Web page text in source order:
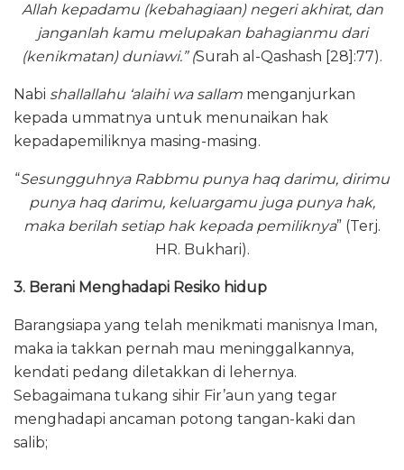
Allah kepadamu (kebahagiaan) negeri akhirat, dan
janganlah kamu melupakan bahagianmu dari
(kenikmatan) duniawi.” (Surah al-Qashash [28]:77).
Nabi shallallahu ‘alaihi wa sallam menganjurkan
kepada ummatnya untuk menunaikan hak
kepadapemiliknya masing-masing.
“Sesungguhnya Rabbmu punya haq darimu, dirimu
punya haq darimu, keluargamu juga punya hak,
maka berilah setiap hak kepada pemiliknya” (Terj.
HR. Bukhari).
3. Berani Menghadapi Resiko hidup
Barangsiapa yang telah menikmati manisnya Iman,
maka ia takkan pernah mau meninggalkannya,
kendati pedang diletakkan di lehernya.
Sebagaimana tukang sihir Fir’aun yang tegar
menghadapi ancaman potong tangan-kaki dan
salib;